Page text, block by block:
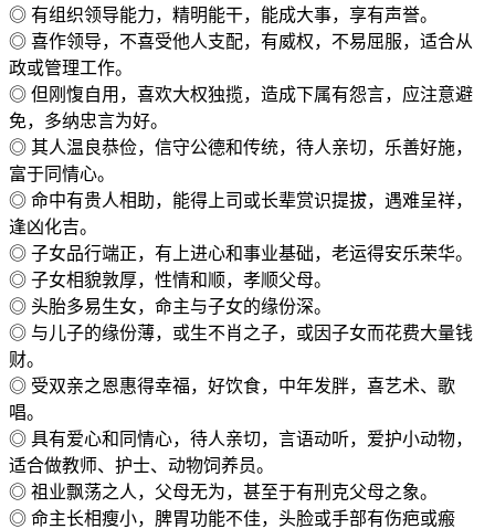
◎ 有组织领导能力，精明能干，能成大事，享有声誉。
◎ 喜作领导，不喜受他人支配，有威权，不易屈服，适合从
政或管理工作。
◎ 但刚愎自用，喜欢大权独揽，造成下属有怨言，应注意避
免，多纳忠言为好。
◎ 其人温良恭俭，信守公德和传统，待人亲切，乐善好施，
富于同情心。
◎ 命中有贵人相助，能得上司或长辈赏识提拔，遇难呈祥，
逢凶化吉。
◎ 子女品行端正，有上进心和事业基础，老运得安乐荣华。
◎ 子女相貌敦厚，性情和顺，孝顺父母。
◎ 头胎多易生女，命主与子女的缘份深。
◎ 与儿子的缘份薄，或生不肖之子，或因子女而花费大量钱
财。
◎ 受双亲之恩惠得幸福，好饮食，中年发胖，喜艺术、歌
唱。
◎ 具有爱心和同情心，待人亲切，言语动听，爱护小动物，
适合做教师、护士、动物饲养员。
◎ 祖业飘荡之人，父母无为，甚至于有刑克父母之象。
◎ 命主长相瘦小，脾胃功能不佳，头脸或手部有伤疤或瘢